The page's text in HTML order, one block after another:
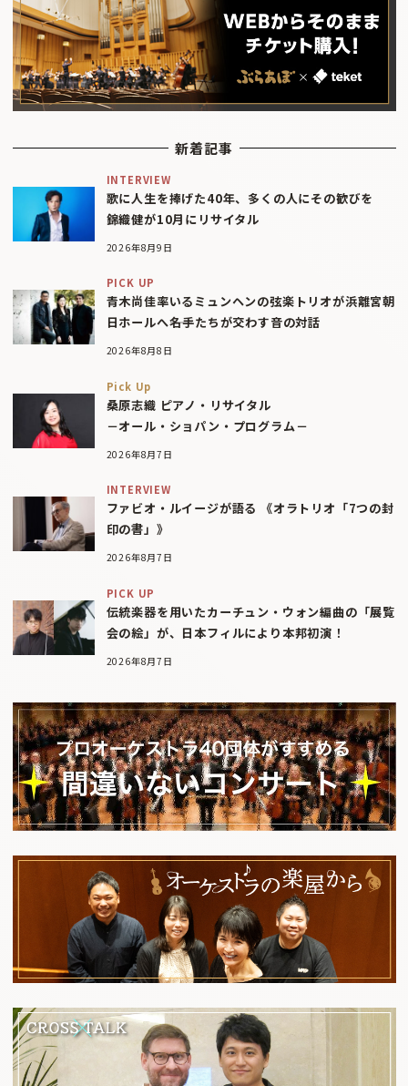
新着記事
INTERVIEW
歌に人生を捧げた40年、多くの人にその歓びを
錦織健が10月にリサイタル
2026年8月9日
PICK UP
青木尚佳率いるミュンヘンの弦楽トリオが浜離宮朝
日ホールへ――名手たちが交わす音の対話
2026年8月8日
Pick Up
桑原志織 ピアノ・リサイタル
－オール・ショパン・プログラム－
2026年8月7日
INTERVIEW
ファビオ・ルイージが語る 《オラトリオ「7つの封
印の書」》
2026年8月7日
PICK UP
伝統楽器を用いたカーチュン・ウォン編曲の「展覧
会の絵」が、日本フィルにより本邦初演！
2026年8月7日